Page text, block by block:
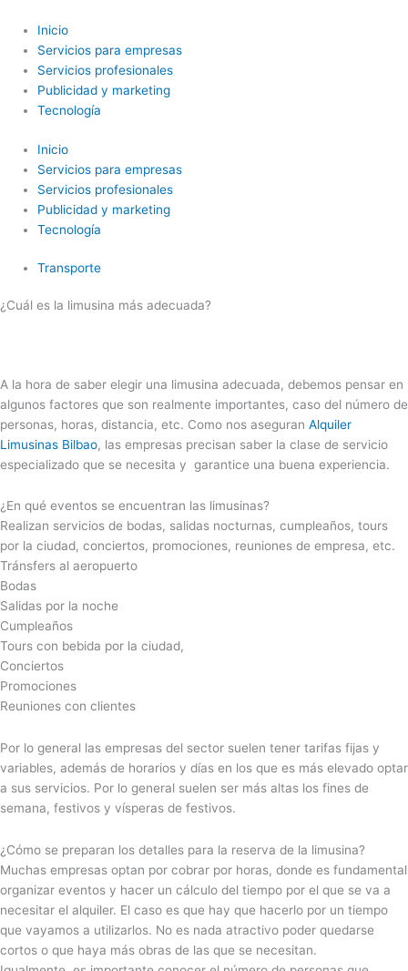
contenido
Inicio
Servicios para empresas
Servicios profesionales
Publicidad y marketing
Tecnología
Inicio
Servicios para empresas
Servicios profesionales
Publicidad y marketing
Tecnología
Transporte
¿Cuál es la limusina más adecuada?
A la hora de saber elegir una limusina adecuada, debemos pensar en
algunos factores que son realmente importantes, caso del número de
personas, horas, distancia, etc. Como nos aseguran Alquiler
Limusinas Bilbao, las empresas precisan saber la clase de servicio
especializado que se necesita y garantice una buena experiencia.
¿En qué eventos se encuentran las limusinas?
Realizan servicios de bodas, salidas nocturnas, cumpleaños, tours
por la ciudad, conciertos, promociones, reuniones de empresa, etc.
Tránsfers al aeropuerto
Bodas
Salidas por la noche
Cumpleaños
Tours con bebida por la ciudad,
Conciertos
Promociones
Reuniones con clientes
Por lo general las empresas del sector suelen tener tarifas fijas y
variables, además de horarios y días en los que es más elevado optar
a sus servicios. Por lo general suelen ser más altas los fines de
semana, festivos y vísperas de festivos.
¿Cómo se preparan los detalles para la reserva de la limusina?
Muchas empresas optan por cobrar por horas, donde es fundamental
organizar eventos y hacer un cálculo del tiempo por el que se va a
necesitar el alquiler. El caso es que hay que hacerlo por un tiempo
que vayamos a utilizarlos. No es nada atractivo poder quedarse
cortos o que haya más obras de las que se necesitan.